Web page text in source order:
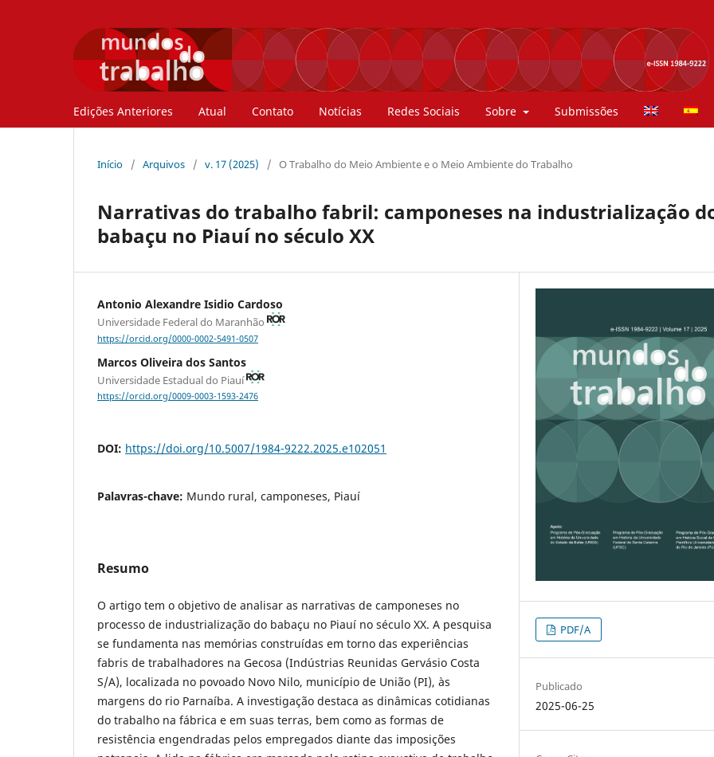
Edições Anteriores Atual Contato Notícias Redes Sociais Sobre Submissões
Início / Arquivos / v. 17 (2025) / O Trabalho do Meio Ambiente e o Meio Ambiente do Trabalho
Narrativas do trabalho fabril: camponeses na industrialização
babaçu no Piauí no século XX
Antonio Alexandre Isidio Cardoso
Universidade Federal do Maranhão
https://orcid.org/0000-0002-5491-0507
Marcos Oliveira dos Santos
Universidade Estadual do Piauí
https://orcid.org/0009-0003-1593-2476
DOI: https://doi.org/10.5007/1984-9222.2025.e102051
Palavras-chave: Mundo rural, camponeses, Piauí
Resumo
O artigo tem o objetivo de analisar as narrativas de camponeses no
processo de industrialização do babaçu no Piauí no século XX. A pesquisa
se fundamenta nas memórias construídas em torno das experiências
fabris de trabalhadores na Gecosa (Indústrias Reunidas Gervásio Costa
S/A), localizada no povoado Novo Nilo, município de União (PI), às
margens do rio Parnaíba. A investigação destaca as dinâmicas cotidianas
do trabalho na fábrica e em suas terras, bem como as formas de
resistência engendradas pelos empregados diante das imposições
PDF/A
Publicado
2025-06-25